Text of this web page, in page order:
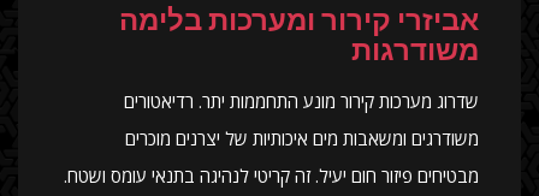
אביזרי קירור ומערכות בלימה
משודרגות
שדרוג מערכות קירור מונע התחממות יתר. רדיאטורים
משודרגים ומשאבות מים איכותיות של יצרנים מוכרים
מבטיחים פיזור חום יעיל. זה קריטי לנהיגה בתנאי עומס ושטח.